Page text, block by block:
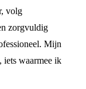
volg
zorgvuldig
Mijn
iets waarmee ik